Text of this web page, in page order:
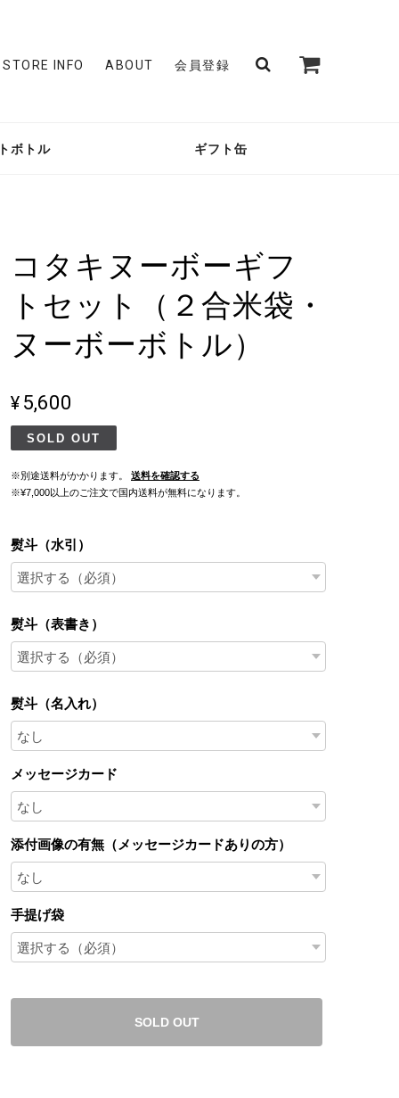
STORE INFO ABOUT 会員登録
ボトル ギフト缶
コタキヌーボーギフ
トセット（２合米袋・
ヌーボーボトル）
¥5,600
SOLD OUT
※別途送料がかかります。
送料を確認する
※¥7,000以上のご注文で国内送料が無料になります。
熨斗（水引）
熨斗（表書き）
熨斗（名入れ）
メッセージカード
添付画像の有無（メッセージカードありの方）
手提げ袋
SOLD OUT